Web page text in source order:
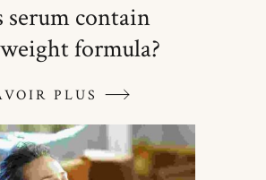
serum contain
formula?
PLUS